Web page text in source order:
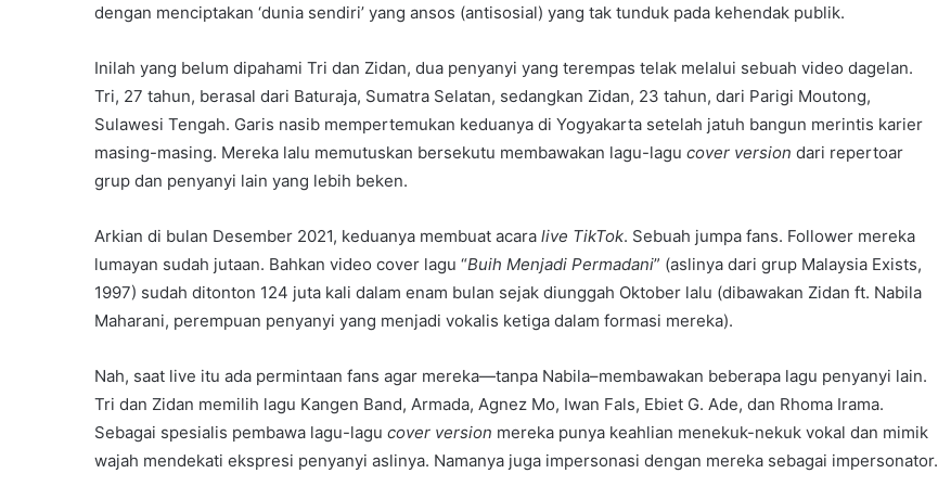
dengan menciptakan ‘dunia sendiri’ yang ansos (antisosial) yang tak tunduk pada kehendak publik.
Inilah yang belum dipahami Tri dan Zidan, dua penyanyi yang terempas telak melalui sebuah video dagelan.
Tri, 27 tahun, berasal dari Baturaja, Sumatra Selatan, sedangkan Zidan, 23 tahun, dari Parigi Moutong,
Sulawesi Tengah. Garis nasib mempertemukan keduanya di Yogyakarta setelah jatuh bangun merintis karier
masing-masing. Mereka lalu memutuskan bersekutu membawakan lagu-lagu cover version dari repertoar
grup dan penyanyi lain yang lebih beken.
Arkian di bulan Desember 2021, keduanya membuat acara live TikTok. Sebuah jumpa fans. Follower mereka
lumayan sudah jutaan. Bahkan video cover lagu “Buih Menjadi Permadani” (aslinya dari grup Malaysia Exists,
1997) sudah ditonton 124 juta kali dalam enam bulan sejak diunggah Oktober lalu (dibawakan Zidan ft. Nabila
Maharani, perempuan penyanyi yang menjadi vokalis ketiga dalam formasi mereka).
Nah, saat live itu ada permintaan fans agar mereka—tanpa Nabila–membawakan beberapa lagu penyanyi lain.
Tri dan Zidan memilih lagu Kangen Band, Armada, Agnez Mo, Iwan Fals, Ebiet G. Ade, dan Rhoma Irama.
Sebagai spesialis pembawa lagu-lagu cover version mereka punya keahlian menekuk-nekuk vokal dan mimik
wajah mendekati ekspresi penyanyi aslinya. Namanya juga impersonasi dengan mereka sebagai impersonator.